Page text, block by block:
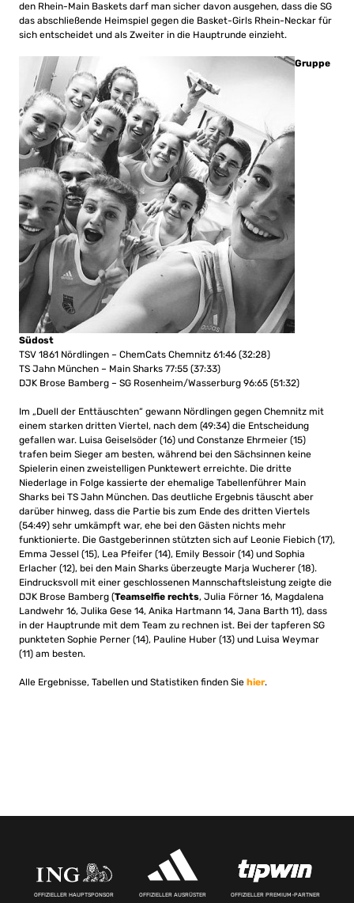
den Rhein-Main Baskets darf man sicher davon ausgehen, dass die SG
das abschließende Heimspiel gegen die Basket-Girls Rhein-Neckar für
sich entscheidet und als Zweiter in die Hauptrunde einzieht.
Gruppe
Südost
TSV 1861 Nördlingen – ChemCats Chemnitz 61:46 (32:28)
TS Jahn München – Main Sharks 77:55 (37:33)
DJK Brose Bamberg – SG Rosenheim/Wasserburg 96:65 (51:32)
Im „Duell der Enttäuschten“ gewann Nördlingen gegen Chemnitz mit
einem starken dritten Viertel, nach dem (49:34) die Entscheidung
gefallen war. Luisa Geiselsöder (16) und Constanze Ehrmeier (15)
trafen beim Sieger am besten, während bei den Sächsinnen keine
Spielerin einen zweistelligen Punktewert erreichte. Die dritte
Niederlage in Folge kassierte der ehemalige Tabellenführer Main
Sharks bei TS Jahn München. Das deutliche Ergebnis täuscht aber
darüber hinweg, dass die Partie bis zum Ende des dritten Viertels
(54:49) sehr umkämpft war, ehe bei den Gästen nichts mehr
funktionierte. Die Gastgeberinnen stützten sich auf Leonie Fiebich (17),
Emma Jessel (15), Lea Pfeifer (14), Emily Bessoir (14) und Sophia
Erlacher (12), bei den Main Sharks überzeugte Marja Wucherer (18).
Eindrucksvoll mit einer geschlossenen Mannschaftsleistung zeigte die
DJK Brose Bamberg (Teamselfie rechts, Julia Förner 16, Magdalena
Landwehr 16, Julika Gese 14, Anika Hartmann 14, Jana Barth 11), dass
in der Hauptrunde mit dem Team zu rechnen ist. Bei der tapferen SG
punkteten Sophie Perner (14), Pauline Huber (13) und Luisa Weymar
(11) am besten.
Alle Ergebnisse, Tabellen und Statistiken finden Sie hier.
OFFIZIELLER HAUPTSPONSOR OFFIZIELLER AUSRÜSTER OFFIZIELLER PREMIUM-PARTNER